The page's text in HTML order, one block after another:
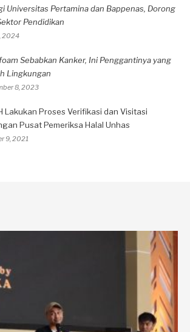
Universitas Pertamina dan Bappenas, Dorong
Pendidikan
2024
Sebabkan Kanker, Ini Penggantinya yang
Lingkungan
8, 2023
Lakukan Proses Verifikasi dan Visitasi
Pusat Pemeriksa Halal Unhas
9, 2021